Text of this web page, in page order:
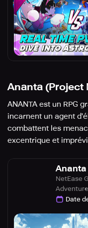
Ananta (Project
ANANTA est un RPG
incarnent un agent
combattent les
excentrique et
Ananta
NetEase
Adventure
Date